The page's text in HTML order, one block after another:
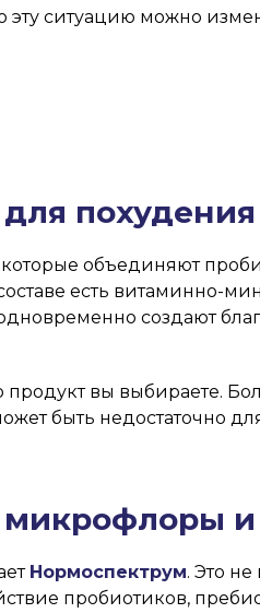
эту ситуацию можно
похудения
объединяют
есть витаминно-
создают
продукт вы выбираете.
быть недостаточно
Нормоспектрум. Это
пробиотиков,